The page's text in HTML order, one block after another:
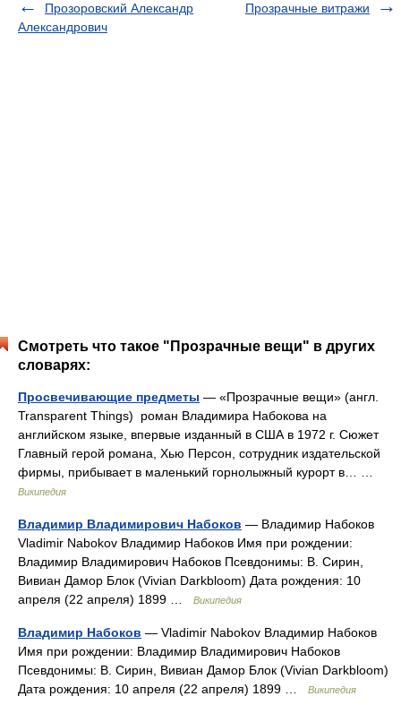
Прозоровский Александр
Александрович
Прозрачные витражи
Смотреть что такое "Прозрачные вещи" в других
словарях:
Просвечивающие предметы — «Прозрачные вещи» (англ.
Transparent Things) роман Владимира Набокова на
английском языке, впервые изданный в США в 1972 г. Сюжет
Главный герой романа, Хью Персон, сотрудник издательской
фирмы, прибывает в маленький горнолыжный курорт в… …
Википедия
Владимир Владимирович Набоков — Владимир Набоков
Vladimir Nabokov Владимир Набоков Имя при рождении:
Владимир Владимирович Набоков Псевдонимы: В. Сирин,
Вивиан Дамор Блок (Vivian Darkbloom) Дата рождения: 10
апреля (22 апреля) 1899 …
Википедия
Владимир Набоков — Vladimir Nabokov Владимир Набоков
Имя при рождении: Владимир Владимирович Набоков
Псевдонимы: В. Сирин, Вивиан Дамор Блок (Vivian Darkbloom)
Дата рождения: 10 апреля (22 апреля) 1899 …
Википедия